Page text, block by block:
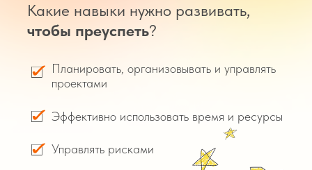
Какие навыки нужно развивать,
чтобы преуспеть?
Планировать, организовывать и управлять
проектами
Эффективно использовать время и ресурсы
Управлять рисками